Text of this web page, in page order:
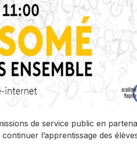
de service public en
l’apprentissage des